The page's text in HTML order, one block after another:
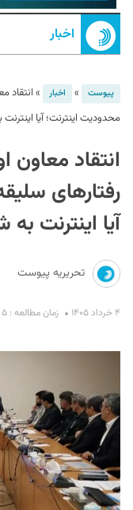
اخبار
پیوست » اخبار » انتقاد
محدودیت اینترنت؛ آیا
انتقاد
رفتارهای
آیا اینترنت
تحریریه پیوست
۴ خرداد ۱۴۰۵ زمان مطالعه : ۵ دقیقه